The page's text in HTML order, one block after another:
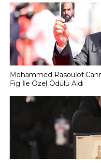
Mohammed Rasoulof
Fig İle Özel Ödülü Aldı